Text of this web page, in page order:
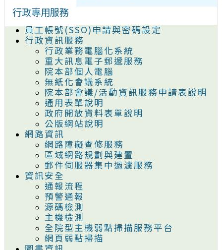
行政專用服務
員工帳號(SSO)申請與密碼設定
行政資訊服務
行政業務電腦化系統
重大訊息電子郵遞服務
院本部個人電腦
無紙化會議系統
院本部會議/活動資訊服務申請表說明
通用表單說明
政府開放資料表單說明
公版網站說明
網路資訊
網路障礙查修服務
區域網路規劃與建置
郵件伺服器集中過濾服務
資訊安全
通報流程
預警通報
源碼檢測
主機檢測
全院型主機弱點掃描服務平台
網頁弱點掃描